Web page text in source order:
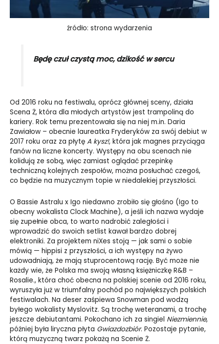
źródło: strona wydarzenia
Będę czuł czystą moc, dzikość w sercu
Od 2016 roku na festiwalu, oprócz głównej sceny, działa
Scena Ż, która dla młodych artystów jest trampoliną do
kariery. Rok temu prezentowała się na niej m.in. Daria
Zawiałow – obecnie laureatka Fryderyków za swój debiut w
2017 roku oraz za płytę A kysz!, która jak magnes przyciąga
fanów na liczne koncerty. Występy na obu scenach nie
kolidują ze sobą, więc zamiast oglądać przepinkę
techniczną kolejnych zespołów, można posłuchać czegoś,
co będzie na muzycznym topie w niedalekiej przyszłości.
O Bassie Astralu x Igo niedawno zrobiło się głośno (Igo to
obecny wokalista Clock Machine), a jeśli ich nazwa wydaje
się zupełnie obca, to warto nadrobić zaległości i
wprowadzić do swoich setlist kawał bardzo dobrej
elektroniki. Za projektem niXes stoją — jak sami o sobie
mówią — hippisi z przyszłości, a ich występy na żywo
udowadniają, że mają stuprocentową rację. Być może nie
każdy wie, że Polska ma swoją własną księżniczkę R&B –
Rosalie., która choć obecna na polskiej scenie od 2016 roku,
wyruszyła już w triumfalny pochód po największych polskich
festiwalach. Na deser zaśpiewa Snowman pod wodzą
byłego wokalisty Myslovitz. Są trochę weteranami, a trochę
jeszcze debiutantami. Pokochano ich za singiel Niezmiennie,
później była liryczna płyta Gwiazdozbiór. Pozostaje pytanie,
którą muzyczną twarz pokażą na Scenie Ż.